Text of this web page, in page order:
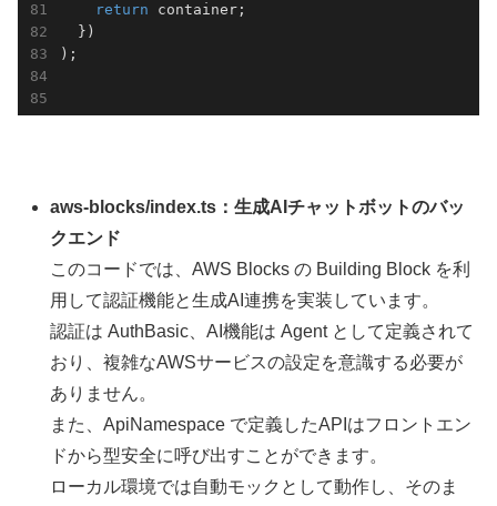
return container;
})
);
aws-blocks/index.ts：生成AIチャットボットのバッ
クエンド
このコードでは、AWS Blocks の Building Block を利
用して認証機能と生成AI連携を実装しています。
認証は AuthBasic、AI機能は Agent として定義されて
おり、複雑なAWSサービスの設定を意識する必要が
ありません。
また、ApiNamespace で定義したAPIはフロントエン
ドから型安全に呼び出すことができます。
ローカル環境では自動モックとして動作し、そのま